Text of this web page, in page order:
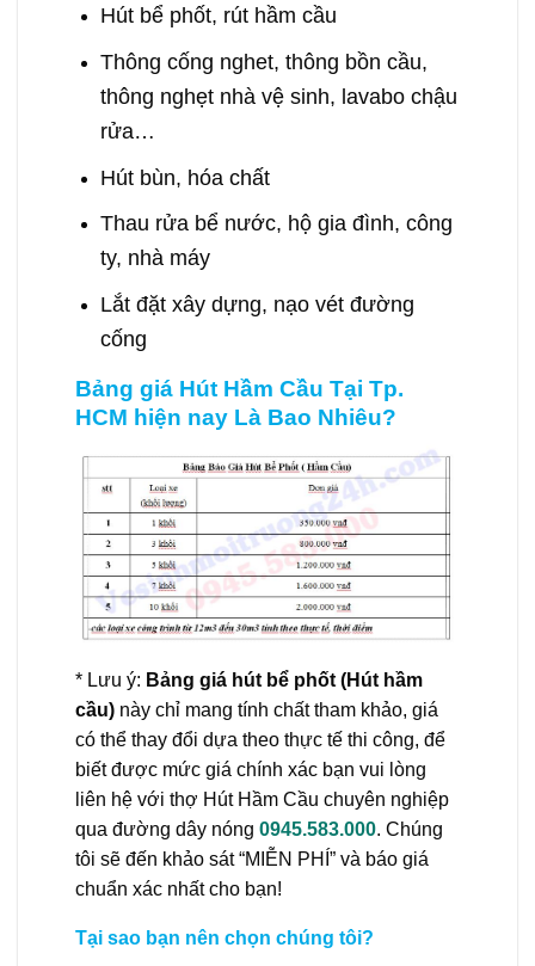
Hút bể phốt, rút hầm cầu
Thông cống nghet, thông bồn cầu,
thông nghẹt nhà vệ sinh, lavabo chậu
rửa…
Hút bùn, hóa chất
Thau rửa bể nước, hộ gia đình, công
ty, nhà máy
Lắt đặt xây dựng, nạo vét đường
cống
Bảng giá Hút Hầm Cầu Tại Tp.
HCM hiện nay Là Bao Nhiêu?
* Lưu ý: Bảng giá hút bể phốt (Hút hầm
cầu) này chỉ mang tính chất tham khảo, giá
có thể thay đổi dựa theo thực tế thi công, để
biết được mức giá chính xác bạn vui lòng
liên hệ với thợ Hút Hầm Cầu chuyên nghiệp
qua đường dây nóng 0945.583.000. Chúng
tôi sẽ đến khảo sát “MIỄN PHÍ” và báo giá
chuẩn xác nhất cho bạn!
Tại sao bạn nên chọn chúng tôi?